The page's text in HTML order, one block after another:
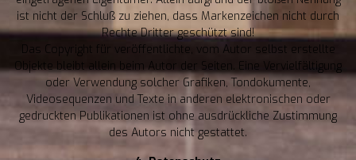
ist nicht der Schluß zu ziehen, dass Markenzeichen nicht durch
Rechte Dritter geschützt sind!
Das Copyright für veröffentlichte, vom Autor selbst erstellte
Objekte bleibt allein beim Autor der Seiten. Eine Vervielfältigung
oder Verwendung solcher Grafiken, Tondokumente,
Videosequenzen und Texte in anderen elektronischen oder
gedruckten Publikationen ist ohne ausdrückliche Zustimmung
des Autors nicht gestattet.